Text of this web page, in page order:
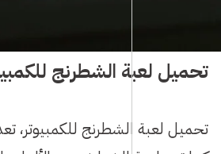
تحميل لعبة الشطرنج
تحميل لعبة الشطرنج للكمبيوتر،